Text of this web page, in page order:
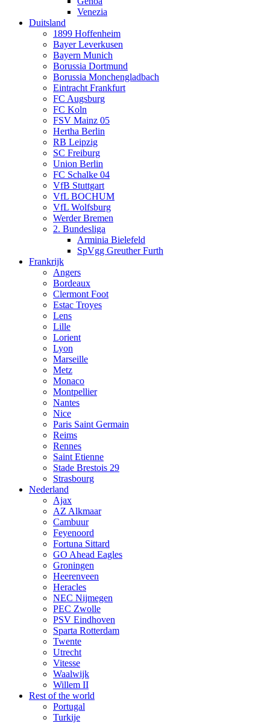
Venezia
Duitsland
1899 Hoffenheim
Bayer Leverkusen
Bayern Munich
Borussia Dortmund
Borussia Monchengladbach
Eintracht Frankfurt
FC Augsburg
FC Koln
FSV Mainz 05
Hertha Berlin
RB Leipzig
SC Freiburg
Union Berlin
FC Schalke 04
VfB Stuttgart
VfL BOCHUM
VfL Wolfsburg
Werder Bremen
2. Bundesliga
Arminia Bielefeld
SpVgg Greuther Furth
Frankrijk
Angers
Bordeaux
Clermont Foot
Estac Troyes
Lens
Lille
Lorient
Lyon
Marseille
Metz
Monaco
Montpellier
Nantes
Nice
Paris Saint Germain
Reims
Rennes
Saint Etienne
Stade Brestois 29
Strasbourg
Nederland
Ajax
AZ Alkmaar
Cambuur
Feyenoord
Fortuna Sittard
GO Ahead Eagles
Groningen
Heerenveen
Heracles
NEC Nijmegen
PEC Zwolle
PSV Eindhoven
Sparta Rotterdam
Twente
Utrecht
Vitesse
Waalwijk
Willem II
Rest of the world
Portugal
Turkije